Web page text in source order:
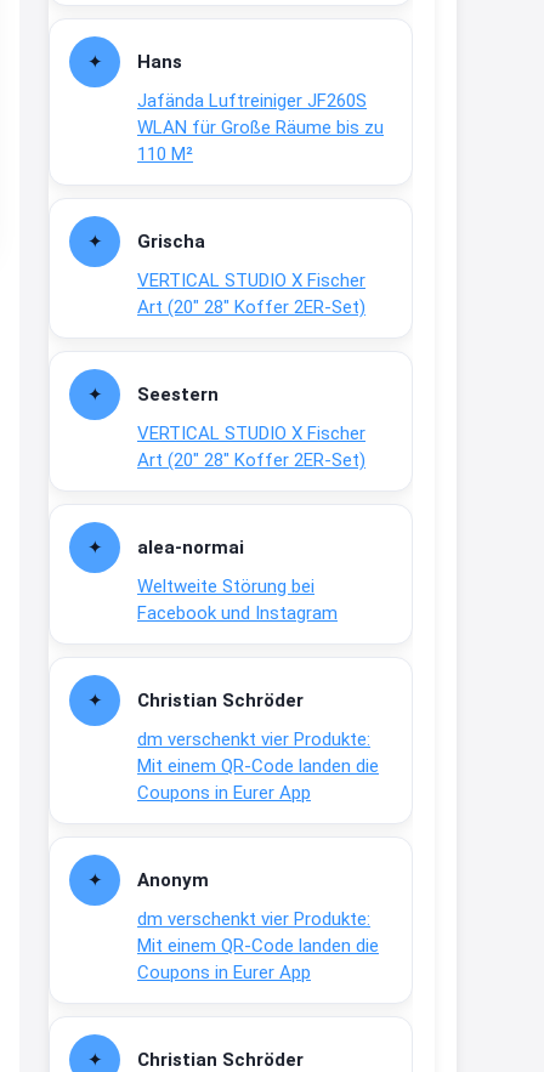
Hans
Jafända Luftreiniger JF260S
WLAN für Große Räume bis zu
110 M²
Grischa
VERTICAL STUDIO X Fischer
Art (20″ 28″ Koffer 2ER-Set)
Seestern
VERTICAL STUDIO X Fischer
Art (20″ 28″ Koffer 2ER-Set)
alea-normai
Weltweite Störung bei
Facebook und Instagram
Christian Schröder
dm verschenkt vier Produkte:
Mit einem QR-Code landen die
Coupons in Eurer App
Anonym
dm verschenkt vier Produkte:
Mit einem QR-Code landen die
Coupons in Eurer App
Christian Schröder
Fielmann-Blinkis mehr / wurde
www.fielmann-
group.com/blinkis...
13:44
dich zu sehen, alles gut?
15:01
An 01.08. / Sensodyne Rabatt 3€
/ max. 15.000www.erlebe-
↩
www.meineapotheke.de/
2:19
↩
Joachim
www.linda.de/vorteile/coupons/...
2:21
↩
Gratis Hitzewarn-Aufkleber /